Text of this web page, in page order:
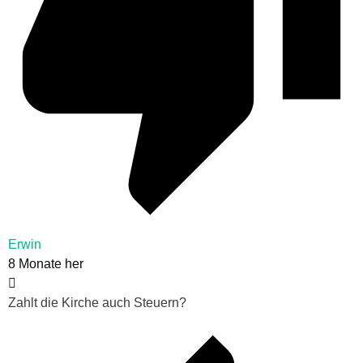
Erwin
8 Monate her
Zahlt die Kirche auch Steuern?